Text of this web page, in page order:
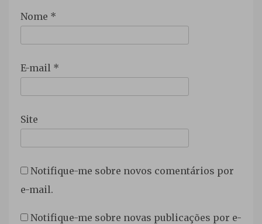
Nome *
E-mail *
Site
Notifique-me sobre novos comentários por
e-mail.
Notifique-me sobre novas publicações por e-